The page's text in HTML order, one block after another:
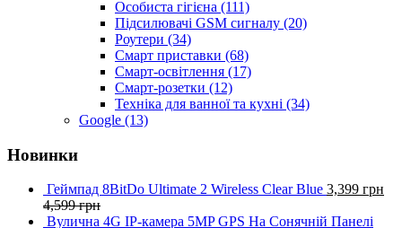
Особиста гігієна (111)
Підсилювачі GSM сигналу (20)
Роутери (34)
Смарт приставки (68)
Смарт-освітлення (17)
Смарт-розетки (12)
Техніка для ванної та кухні (34)
Google (13)
Новинки
Геймпад 8BitDo Ultimate 2 Wireless Clear Blue 3,399 грн
4,599грн
Вулична 4G IP-камера 5MP GPS На Сонячній Панелі